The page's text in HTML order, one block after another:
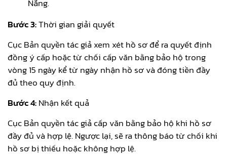
Nẵng.
Bước 3:Thời gian giải quyết
Cục Bản quyền tác giả xem xét hồ sơ để ra quyết định
đồng ý cấp hoặc từ chối cấp văn bằng bảo hộ trong
vòng 15 ngày kể từ ngày nhận hồ sơ và đóng tiền đầy
đủ theo quy định.
Bước 4:Nhận kết quả
Cục Bản quyền tác giả cấp văn bằng bảo hộ khi hồ sơ
đầy đủ và hợp lệ. Ngược lại, sẽ ra thông báo từ chối khi
hồ sơ bị thiếu hoặc không hợp lệ.